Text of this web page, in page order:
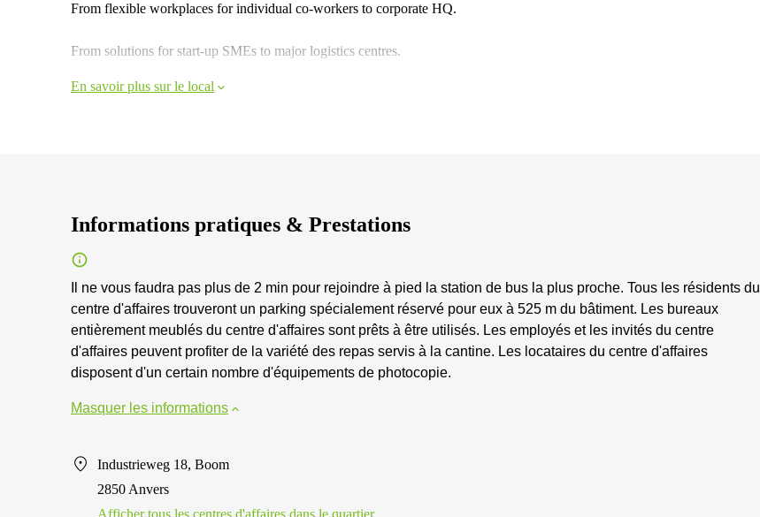
From flexible workplaces for individual co-workers to corporate HQ.
From solutions for start-up SMEs to major logistics centres.
En savoir plus sur le local
Informations pratiques & Prestations
Il ne vous faudra pas plus de 2 min pour rejoindre à pied la station de bus la plus proche. Tous les résidents du
centre d'affaires trouveront un parking spécialement réservé pour eux à 525 m du bâtiment. Les bureaux
entièrement meublés du centre d'affaires sont prêts à être utilisés. Les employés et les invités du centre
d'affaires peuvent profiter de la variété des repas servis à la cantine. Les locataires du centre d'affaires
disposent d'un certain nombre d'équipements de photocopie.
Masquer les informations
Industrieweg 18, Boom
2850 Anvers
Afficher tous les centres d'affaires dans le quartier